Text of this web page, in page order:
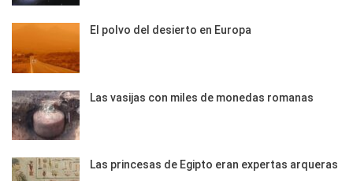
El polvo del desierto en Europa
Las vasijas con miles de monedas romanas
Las princesas de Egipto eran expertas arqueras